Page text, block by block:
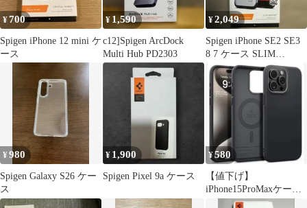
¥700
Spigen iPhone 12 mini ケ
ース
¥ 1,590
c12]Spigen ArcDock
Multi Hub PD2303
¥2,049
Spigen iPhone SE2 SE3
8 7 ケース SLIM
ARMOR
¥980
Spigen Galaxy S26 ケー
ス
¥ 1,900
Spigen Pixel 9a ケース
¥580
【値下げ】
iPhone15ProMaxケース
MagSafe対応 米軍MIL